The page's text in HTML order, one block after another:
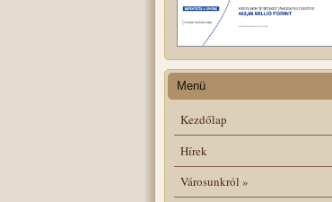
Menü
Kezdőlap
Hírek
Városunkról »